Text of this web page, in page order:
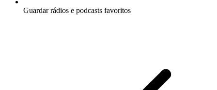
Guardar rádios e podcasts favoritos